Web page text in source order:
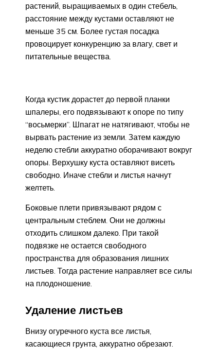
растений, выращиваемых в один стебель,
расстояние между кустами оставляют не
меньше 35 см. Более густая посадка
провоцирует конкуренцию за влагу, свет и
питательные вещества.
Когда кустик дорастет до первой планки
шпалеры, его подвязывают к опоре по типу
“восьмерки”. Шпагат не натягивают, чтобы не
вырвать растение из земли. Затем каждую
неделю стебли аккуратно оборачивают вокруг
опоры. Верхушку куста оставляют висеть
свободно. Иначе стебли и листья начнут
желтеть.
Боковые плети привязывают рядом с
центральным стеблем. Они не должны
отходить слишком далеко. При такой
подвязке не остается свободного
пространства для образования лишних
листьев. Тогда растение направляет все силы
на плодоношение.
Удаление листьев
Внизу огуречного куста все листья,
касающиеся грунта, аккуратно обрезают.